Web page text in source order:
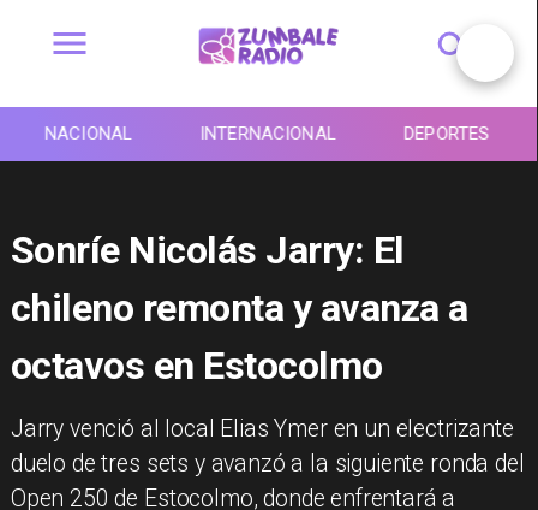
NACIONAL INTERNACIONAL DEPORTES
Sonríe Nicolás Jarry: El
chileno remonta y avanza a
octavos en Estocolmo
​Jarry venció al local Elias Ymer en un electrizante
duelo de tres sets y avanzó a la siguiente ronda del
Open 250 de Estocolmo, donde enfrentará a